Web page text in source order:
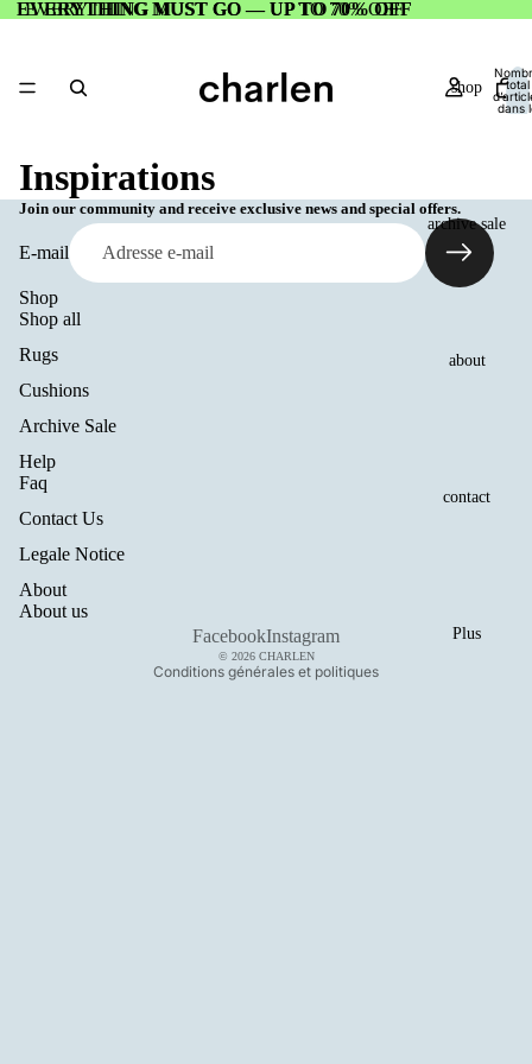
EVERYTHING MUST GO — UP TO 70% OFF
EVERYTHING MUST GO — UP TO 70% OFF
shop
archive sale
about
contact
Plus
total
dans
Inspirations
Join our community and receive exclusive news and special offers.
E-mail
Shop
Shop all
Rugs
Cushions
Archive Sale
Help
Faq
Contact Us
Legale Notice
About
About us
FacebookInstagram
© 2026 CHARLEN
Conditions générales et politiques
Conditions d’utilisation
Politique d’expédition
Mentions légales